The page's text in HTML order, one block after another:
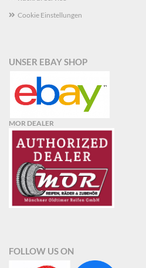
Cookie Einstellungen
UNSER EBAY SHOP
MOR DEALER
FOLLOW US ON